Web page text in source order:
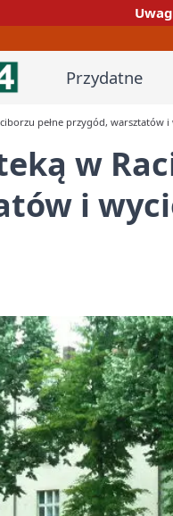
Przydatne
pełne przygód, warsztatów i
w
i